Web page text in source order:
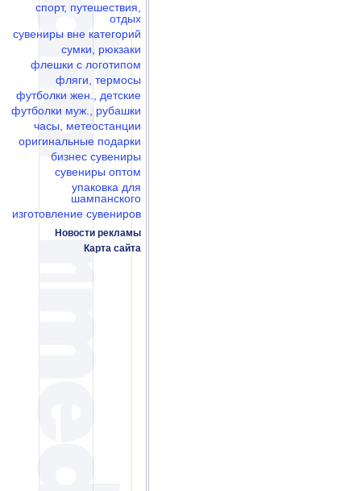
спорт, путешествия,
отдых
сувениры вне категорий
сумки, рюкзаки
флешки c логотипом
фляги, термосы
футболки жен., детские
футболки муж., рубашки
часы, метеостанции
оригинальные подарки
бизнес сувениры
сувениры оптом
упаковка для
шампанского
изготовление сувениров
Новости рекламы
Карта сайта